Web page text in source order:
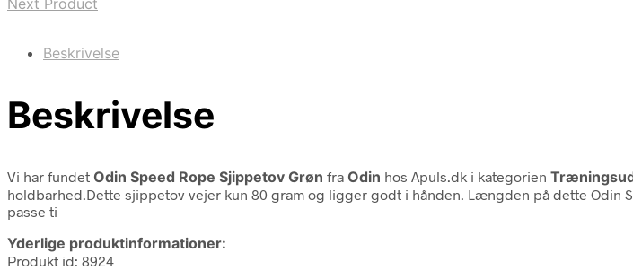
Beskrivelse
Beskrivelse
Vi har fundet Odin Speed Rope Sjippetov Grøn fra Odin hos Apuls.dk i kategorien
holdbarhed.Dette sjippetov vejer kun 80 gram og ligger godt i hånden. Længden på dette
passe ti
Yderlige produktinformationer:
Produkt id: 8924